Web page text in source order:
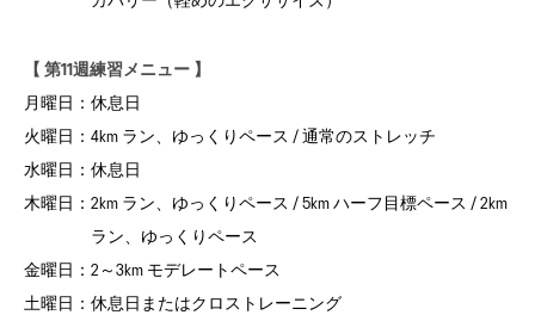
【 第11週練習メニュー 】
月曜日： 休息日
火曜日： 4km ラン、ゆっくりペース / 通常のストレッチ
水曜日： 休息日
木曜日： 2km ラン、ゆっくりペース / 5km ハーフ目標ペース / 2km
ラン、ゆっくりペース
金曜日： 2～3km モデレートペース
土曜日： 休息日またはクロストレーニング